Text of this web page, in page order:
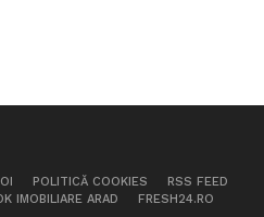
POLITICĂ COOKIES
RSS FEED
IMOBILIARE ARAD FRESH24.RO